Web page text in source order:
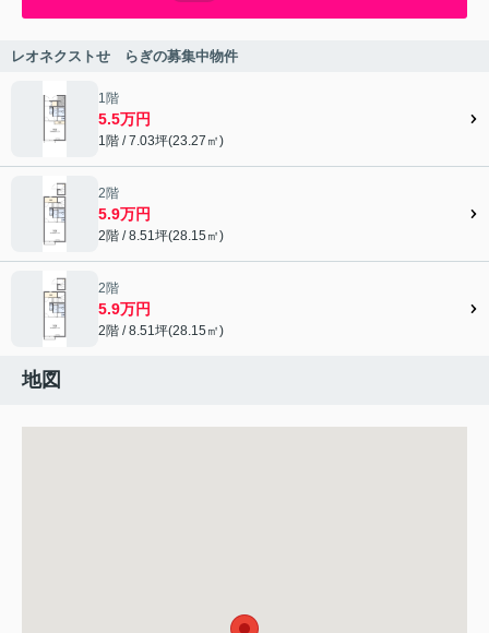
レオネクストせゝらぎの募集中物件
1階
5.5万円
1階 / 7.03坪(23.27㎡)
2階
5.9万円
2階 / 8.51坪(28.15㎡)
2階
5.9万円
2階 / 8.51坪(28.15㎡)
地図